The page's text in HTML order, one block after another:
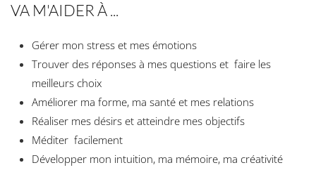
VA M'AIDER À ...
Gérer mon stress et mes émotions
Trouver des réponses à mes questions et faire les
meilleurs choix
Améliorer ma forme, ma santé et mes relations
Réaliser mes désirs et atteindre mes objectifs
Méditer facilement
Développer mon intuition, ma mémoire, ma créativité